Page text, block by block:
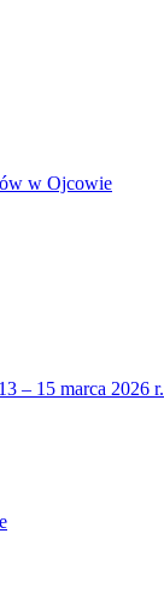
w Ojcowie
– 15 marca 2026 r.